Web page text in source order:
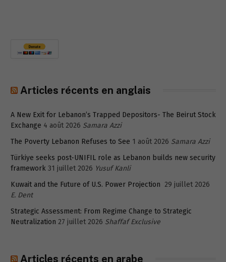
Articles récents en anglais
A New Exit for Lebanon’s Trapped Depositors- The Beirut Stock
Exchange 4 août 2026 Samara Azzi
The Poverty Lebanon Refuses to See 1 août 2026 Samara Azzi
Türkiye seeks post-UNIFIL role as Lebanon builds new security
framework 31 juillet 2026 Yusuf Kanli
Kuwait and the Future of U.S. Power Projection 29 juillet 2026
E. Dent
Strategic Assessment: From Regime Change to Strategic
Neutralization 27 juillet 2026 Shaffaf Exclusive
Articles récents en arabe